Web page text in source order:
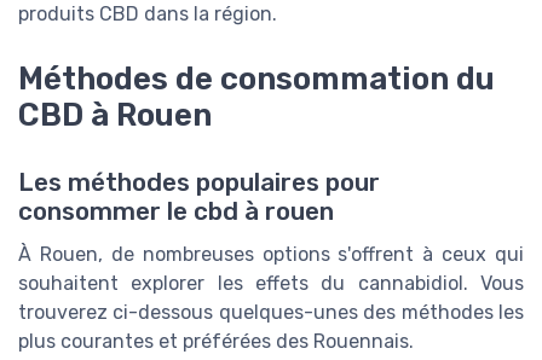
produits CBD dans la région.
Méthodes de consommation du
CBD à Rouen
Les méthodes populaires pour
consommer le cbd à rouen
À Rouen, de nombreuses options s'offrent à ceux qui
souhaitent explorer les effets du cannabidiol. Vous
trouverez ci-dessous quelques-unes des méthodes les
plus courantes et préférées des Rouennais.